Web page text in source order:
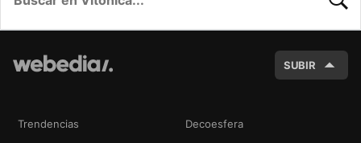
SUBIR
Trendencias Decoesfera